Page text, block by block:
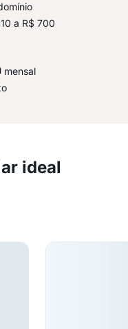
a R$ 700
mensal
ideal